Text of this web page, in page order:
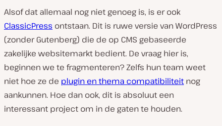
Alsof dat allemaal nog niet genoeg is, is er ook
ClassicPress ontstaan. Dit is ruwe versie van WordPress
(zonder Gutenberg) die de op CMS gebaseerde
zakelijke websitemarkt bedient. De vraag hier is,
beginnen we te fragmenteren? Zelfs hun team weet
niet hoe ze de plugin en thema compatibiliteit nog
aankunnen. Hoe dan ook, dit is absoluut een
interessant project om in de gaten te houden.